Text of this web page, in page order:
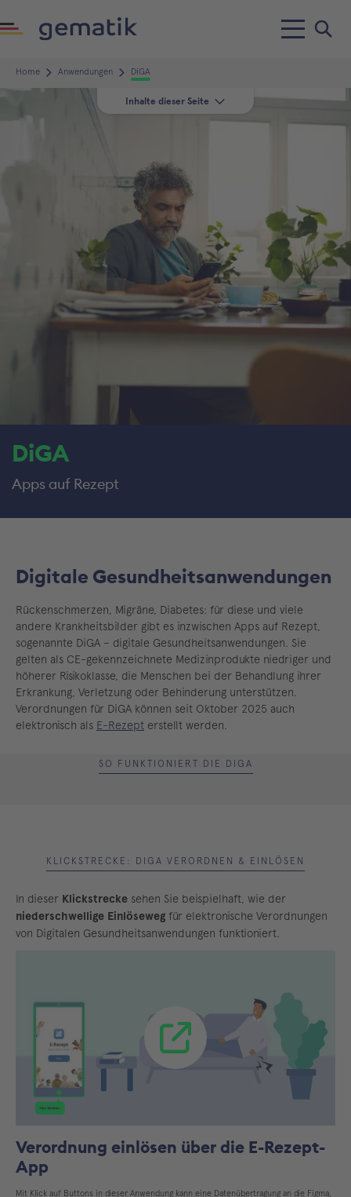
Home Anwendungen DiGA
Film: So funktioiert's
Vorteile der DiGA
Sicherheit & Qualität
DiGA-Verzeichnis
Anleitung DiGA verordnen
Erfahren Sie mehr
Inhalte dieser Seite
DiGA
Apps auf Rezept
Digitale Gesundheitsanwendungen
Rückenschmerzen, Migräne, Diabetes: für diese und viele
andere Krankheitsbilder gibt es inzwischen Apps auf Rezept,
sogenannte DiGA – digitale Gesundheitsanwendungen. Sie
gelten als CE-gekennzeichnete Medizinprodukte niedriger und
höherer Risikoklasse, die Menschen bei der Behandlung ihrer
Erkrankung, Verletzung oder Behinderung unterstützen.
Verordnungen für DiGA können seit Oktober 2025 auch
elektronisch als E-Rezept erstellt werden.
SO FUNKTIONIERT DIE DIGA
KLICKSTRECKE: DIGA VERORDNEN & EINLÖSEN
In dieser Klickstrecke sehen Sie beispielhaft, wie der
niederschwellige Einlöseweg für elektronische Verordnungen
von Digitalen Gesundheitsanwendungen funktioniert.
Öffnen
Verordnung einlösen über die E-Rezept-
App
Mit Klick auf Buttons in dieser Anwendung kann eine Datenübertragung an die Figma,